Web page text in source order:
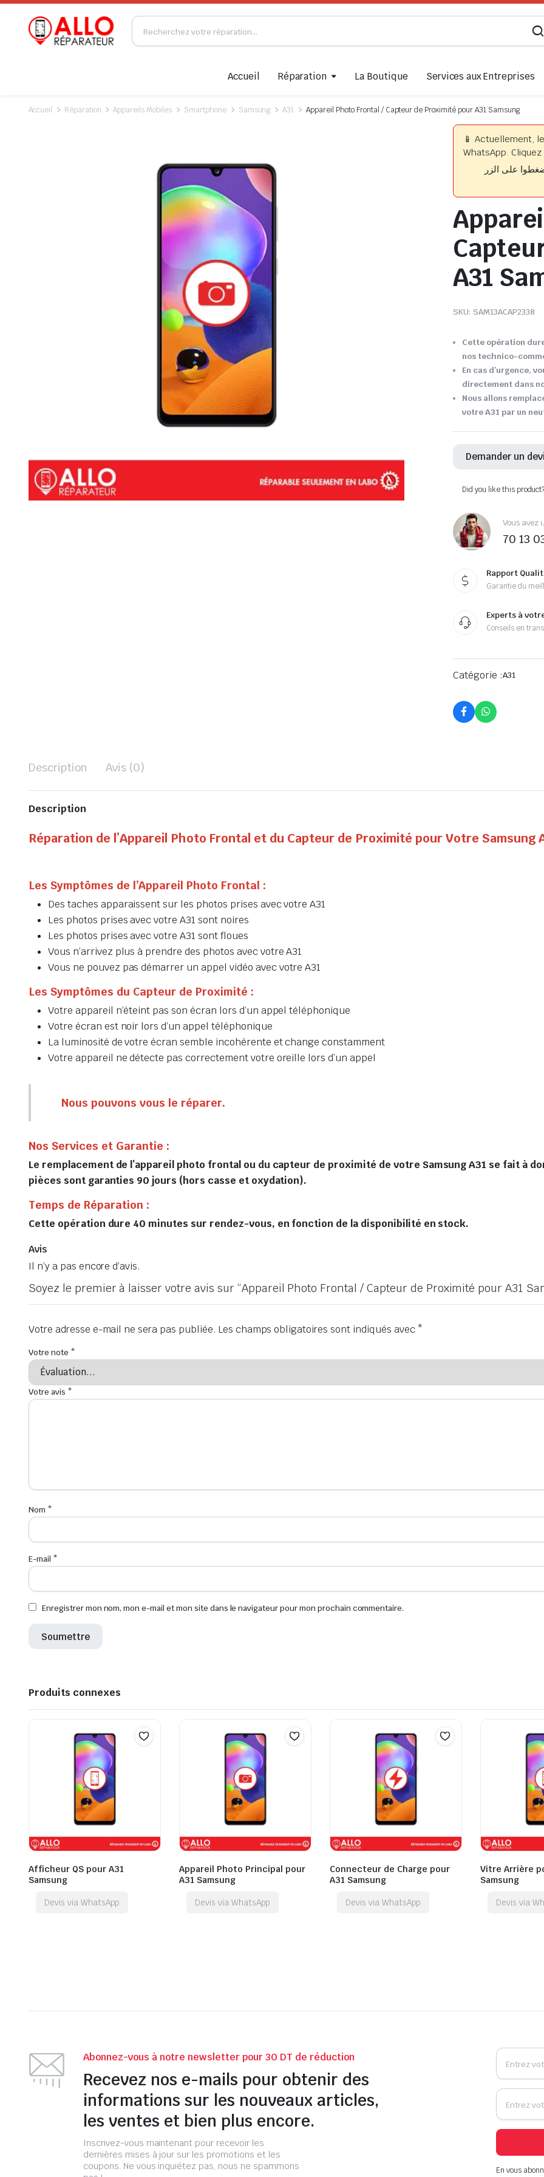
Accueil Réparation La Boutique Services aux Entreprises
Accueil Réparation Appareils Mobiles Smartphone Samsung A31 Appareil Photo Frontal / Capteur de Proximité pour A31 Samsung
📱 Actuellement,
WhatsApp.
على الزر
A31
SKU: SAM13ACAP2338
Cette opération
nos technico-
En cas d’urgence,
directement dans
Nous allons
votre A31 par un
Demander un
Did you like this
Vous avez
70 13
Rapport
Garantie du
Experts à
Conseils en
Catégorie :A31
Description Avis (0)
Description
Réparation de l’Appareil Photo Frontal et du Capteur de Proximité pour Votre Samsung
Les Symptômes de l’Appareil Photo Frontal :
Des taches apparaissent sur les photos prises avec votre A31
Les photos prises avec votre A31 sont noires
Les photos prises avec votre A31 sont floues
Vous n’arrivez plus à prendre des photos avec votre A31
Vous ne pouvez pas démarrer un appel vidéo avec votre A31
Les Symptômes du Capteur de Proximité :
Votre appareil n’éteint pas son écran lors d’un appel téléphonique
Votre écran est noir lors d’un appel téléphonique
La luminosité de votre écran semble incohérente et change constamment
Votre appareil ne détecte pas correctement votre oreille lors d’un appel
Nous pouvons vous le réparer.
Nos Services et Garantie :
Le remplacement de l’appareil photo frontal ou du capteur de proximité de votre Samsung A31 se fait à
pièces sont garanties 90 jours (hors casse et oxydation).
Temps de Réparation :
Cette opération dure 40 minutes sur rendez-vous, en fonction de la disponibilité en stock.
Avis
Il n’y a pas encore d’avis.
Soyez le premier à laisser votre avis sur “Appareil Photo Frontal / Capteur de Proximité pour A31
Votre adresse e-mail ne sera pas publiée. Les champs obligatoires sont indiqués avec*
Votre note *
Votre avis *
Nom *
E-mail *
Enregistrer mon nom, mon e-mail et mon site dans le navigateur pour mon prochain commentaire.
Produits connexes
Afficheur QS pour A31
Samsung
Devis via WhatsApp
Appareil Photo Principal pour
A31 Samsung
Devis via WhatsApp
Connecteur de Charge pour
A31 Samsung
Devis via WhatsApp
Vitre Arrière
Samsung
Devis via
Abonnez-vous à notre newsletter pour 30 DT de réduction
Recevez nos e-mails pour obtenir des
informations sur les nouveaux articles,
les ventes et bien plus encore.
Inscrivez-vous maintenant pour recevoir les
dernières mises à jour sur les promotions et les
coupons. Ne vous inquiétez pas, nous ne spammons
En vous